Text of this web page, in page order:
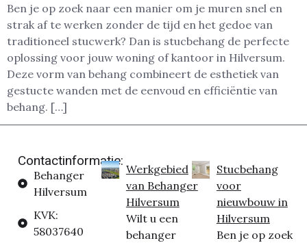
Ben je op zoek naar een manier om je muren snel en
strak af te werken zonder de tijd en het gedoe van
traditioneel stucwerk? Dan is stucbehang de perfecte
oplossing voor jouw woning of kantoor in Hilversum.
Deze vorm van behang combineert de esthetiek van
gestucte wanden met de eenvoud en efficiëntie van
behang. […]
Contactinformatie:
Behanger
Hilversum
KVK:
58037640
Werkgebied
van Behanger
Hilversum
Wilt u een
behanger
Stucbehang
voor
nieuwbouw in
Hilversum
Ben je op zoek